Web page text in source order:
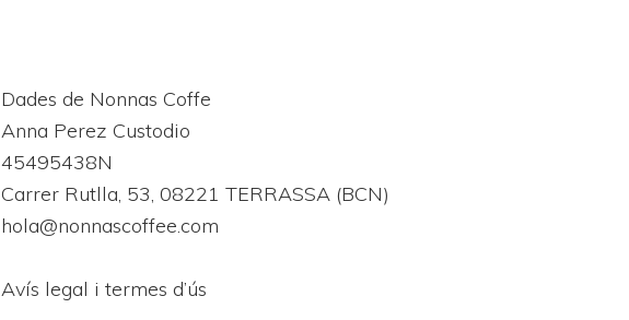
Dades de Nonnas Coffe
Anna Perez Custodio
45495438N
Carrer Rutlla, 53, 08221 TERRASSA (BCN)
hola@nonnascoffee.com
Avís legal i termes d’ús